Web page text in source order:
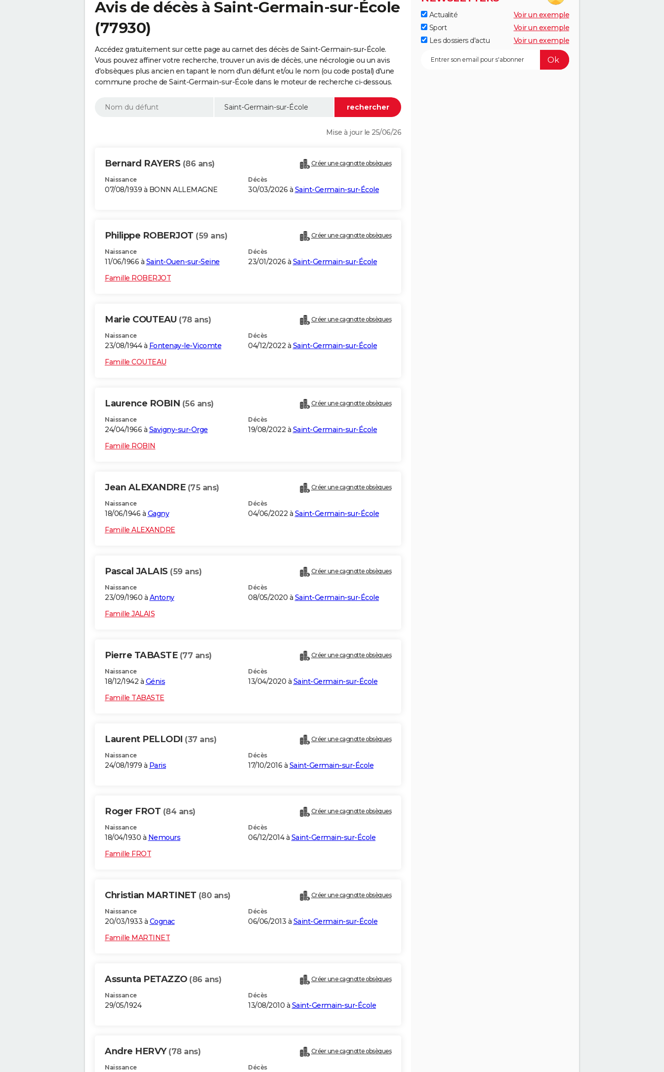
Avis de décès à Saint-Germain-sur-École
(77930)
Accédez gratuitement sur cette page au carnet des décès de Saint-Germain-sur-École.
Vous pouvez affiner votre recherche, trouver un avis de décès, une nécrologie ou un avis
d'obsèques plus ancien en tapant le nom d'un défunt et/ou le nom (ou code postal) d'une
commune proche de Saint-Germain-sur-École dans le moteur de recherche ci-dessous.
Mise à jour le 25/06/26
Bernard RAYERS (86 ans) Créer une cagnotte obsèques
Naissance
07/08/1939 à BONN ALLEMAGNE
Décès
30/03/2026 à Saint-Germain-sur-École
Philippe ROBERJOT (59 ans) Créer une cagnotte obsèques
Naissance
11/06/1966 à Saint-Ouen-sur-Seine
Décès
23/01/2026 à Saint-Germain-sur-École
Famille ROBERJOT
Marie COUTEAU (78 ans) Créer une cagnotte obsèques
Naissance
23/08/1944 à Fontenay-le-Vicomte
Décès
04/12/2022 à Saint-Germain-sur-École
Famille COUTEAU
Laurence ROBIN (56 ans) Créer une cagnotte obsèques
Naissance
24/04/1966 à Savigny-sur-Orge
Décès
19/08/2022 à Saint-Germain-sur-École
Famille ROBIN
Jean ALEXANDRE (75 ans) Créer une cagnotte obsèques
Naissance
18/06/1946 à Gagny
Décès
04/06/2022 à Saint-Germain-sur-École
Famille ALEXANDRE
Pascal JALAIS (59 ans) Créer une cagnotte obsèques
Naissance
23/09/1960 à Antony
Décès
08/05/2020 à Saint-Germain-sur-École
Famille JALAIS
Pierre TABASTE (77 ans) Créer une cagnotte obsèques
Naissance
18/12/1942 à Génis
Décès
13/04/2020 à Saint-Germain-sur-École
Famille TABASTE
Laurent PELLODI (37 ans) Créer une cagnotte obsèques
Naissance
24/08/1979 à Paris
Décès
17/10/2016 à Saint-Germain-sur-École
Roger FROT (84 ans) Créer une cagnotte obsèques
Naissance
18/04/1930 à Nemours
Décès
06/12/2014 à Saint-Germain-sur-École
Famille FROT
Christian MARTINET (80 ans) Créer une cagnotte obsèques
Naissance
20/03/1933 à Cognac
Décès
06/06/2013 à Saint-Germain-sur-École
Famille MARTINET
Assunta PETAZZO (86 ans) Créer une cagnotte obsèques
Naissance
29/05/1924
Décès
13/08/2010 à Saint-Germain-sur-École
Andre HERVY (78 ans) Créer une cagnotte obsèques
Naissance Décès
Actualité
Voir un exemple
Sport
Voir un exemple
Les dossiers d'actu
Voir un exemple